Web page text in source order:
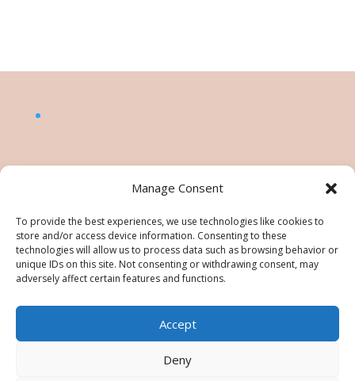
Manage Consent
To provide the best experiences, we use technologies like cookies to
store and/or access device information. Consenting to these
technologies will allow us to process data such as browsing behavior or
unique IDs on this site. Not consenting or withdrawing consent, may
adversely affect certain features and functions.
Accept
Deny
©Nésiris. Katia Picollier est Démonstratrice
indépendante pour Stampin' Up!®. Katia est
responsable du contenu de ce site, pour toute